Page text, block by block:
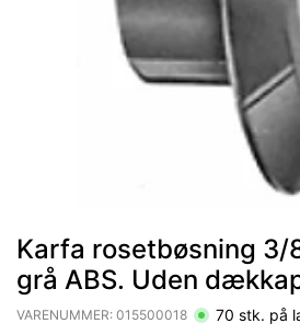
Karfa rosetbøsning 3/
grå ABS. Uden
VARENUMMER: 015500018 70 stk. på